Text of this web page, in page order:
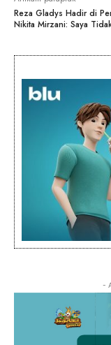
Reza Gladys Hadir di
Nikita Mirzani: Saya
-